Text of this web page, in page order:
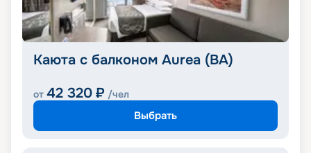
Каюта с балконом Aurea (BA)
от 42 320 ₽ /чел
Выбрать